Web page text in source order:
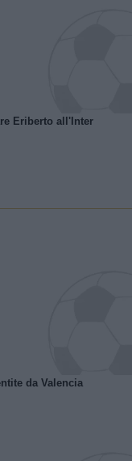
Eriberto all'Inter
da Valencia